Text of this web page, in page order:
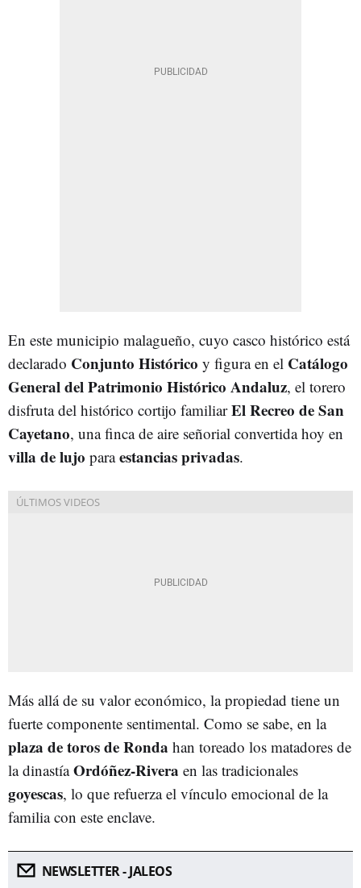
En este municipio malagueño, cuyo casco histórico está
declarado Conjunto Histórico y figura en el Catálogo
General del Patrimonio Histórico Andaluz, el torero
disfruta del histórico cortijo familiarEl Recreo de San
Cayetano, una finca de aire señorial convertida hoy en
villa de lujo paraestancias privadas.
Más allá de su valor económico, la propiedad tiene un
fuerte componente sentimental. Como se sabe, en la
plaza de toros de Ronda han toreado los matadores de
la dinastíaOrdóñez-Rivera en las tradicionales
goyescas, lo que refuerza el vínculo emocional de la
familia con este enclave.
NEWSLETTER - JALEOS